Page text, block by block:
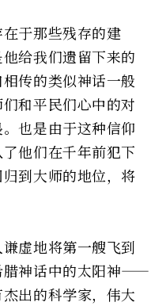
于那些残存的建
给我们遗留下来的
传的类似神话一般
和平民们心中的对
也是由于这种信仰
他们在千年前犯下
到大师的地位，将
虚地将第一艘飞到
腊神话中的太阳神——
出的科学家，伟大